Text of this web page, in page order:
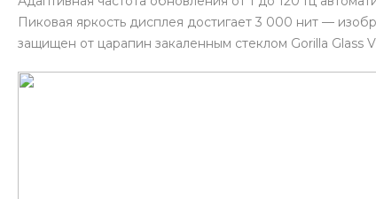
Пиковая яркость дисплея достигает 3 000 нит —
защищен от царапин закаленным стеклом Gorilla Glass